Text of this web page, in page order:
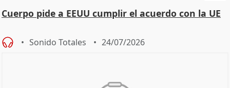
Cuerpo pide a EEUU cumplir el acuerdo con la UE
Sonido Totales 24/07/2026